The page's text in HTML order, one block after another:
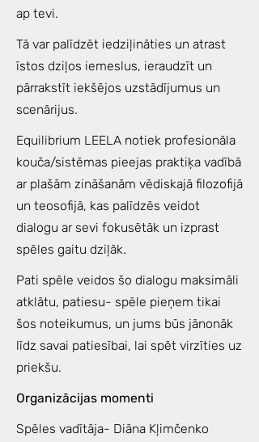
ap tevi.
Tā var palīdzēt iedziļināties un atrast
īstos dziļos iemeslus, ieraudzīt un
pārrakstīt iekšējos uzstādījumus un
scenārijus.
Equilibrium LEELA notiek profesionāla
kouča/sistēmas pieejas praktiķa vadībā
ar plašām zināšanām vēdiskajā filozofijā
un teosofijā, kas palīdzēs veidot
dialogu ar sevi fokusētāk un izprast
spēles gaitu dziļāk.
Pati spēle veidos šo dialogu maksimāli
atklātu, patiesu- spēle pieņem tikai
šos noteikumus, un jums būs jānonāk
līdz savai patiesībai, lai spēt virzīties uz
priekšu.
Organizācijas momenti
Spēles vadītāja- Diāna Kļimčenko